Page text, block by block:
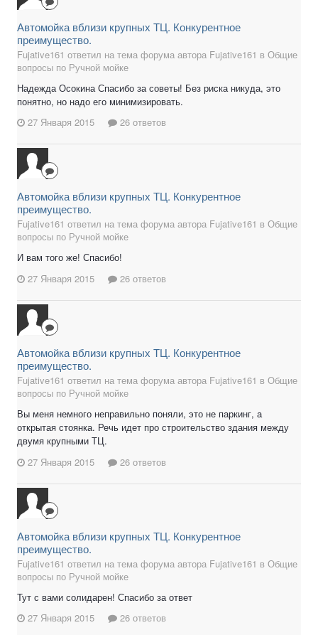
Автомойка вблизи крупных ТЦ. Конкурентное
преимущество.
Fujative161 ответил на тема форума автора Fujative161 в Общие
вопросы по Ручной мойке
Надежда Осокина Спасибо за советы! Без риска никуда, это
понятно, но надо его минимизировать.
27 Января 2015
26 ответов
Автомойка вблизи крупных ТЦ. Конкурентное
преимущество.
Fujative161 ответил на тема форума автора Fujative161 в Общие
вопросы по Ручной мойке
И вам того же! Спасибо!
27 Января 2015
26 ответов
Автомойка вблизи крупных ТЦ. Конкурентное
преимущество.
Fujative161 ответил на тема форума автора Fujative161 в Общие
вопросы по Ручной мойке
Вы меня немного неправильно поняли, это не паркинг, а
открытая стоянка. Речь идет про строительство здания между
двумя крупными ТЦ.
27 Января 2015
26 ответов
Автомойка вблизи крупных ТЦ. Конкурентное
преимущество.
Fujative161 ответил на тема форума автора Fujative161 в Общие
вопросы по Ручной мойке
Тут с вами солидарен! Спасибо за ответ
27 Января 2015
26 ответов